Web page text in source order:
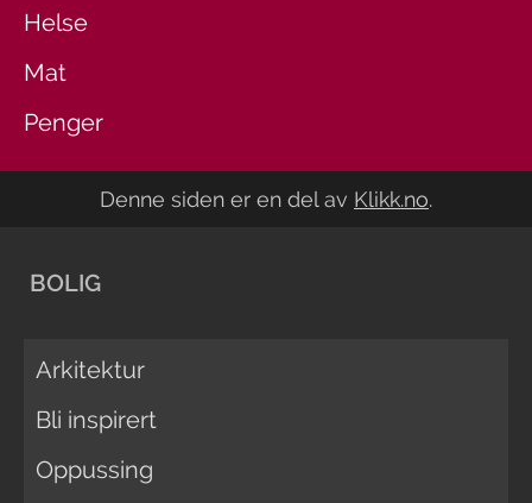
Helse
Mat
Penger
Denne siden er en del av Klikk.no.
BOLIG
Arkitektur
Bli inspirert
Oppussing